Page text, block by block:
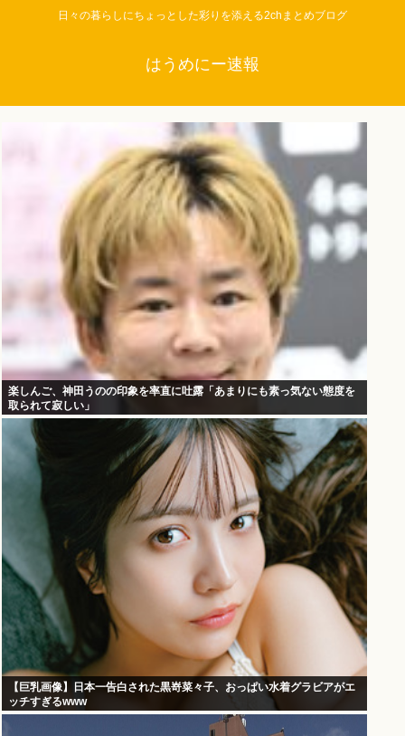
日々の暮らしにちょっとした彩りを添える2chまとめブログ
はうめにー速報
楽しんご、神田うのの印象を率直に吐露「あまりにも素っ気ない態度を
取られて寂しい」
【巨乳画像】日本一告白された黒嵜菜々子、おっぱい水着グラビアがエ
ッチすぎるwww